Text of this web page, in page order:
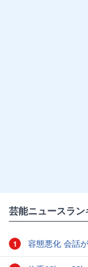
芸能ニュースラン
1 容態悪化 会話